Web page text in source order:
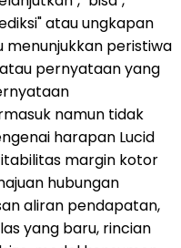
atau ungkapan
peristiwa
pernyataan yang
namun tidak
harapan Lucid
margin kotor
hubungan
aliran pendapatan,
yang baru, rincian